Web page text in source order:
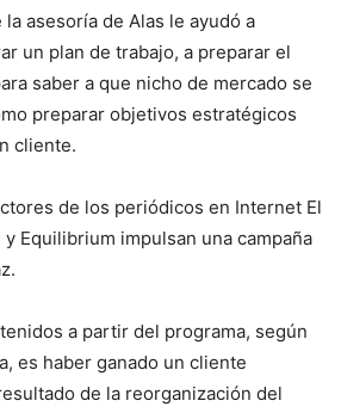
asesoría de Alas le ayudó a
un plan de trabajo, a preparar el
saber a que nicho de mercado se
preparar objetivos estratégicos
cliente.
de los periódicos en Internet El
Equilibrium impulsan una campaña
a partir del programa, según
es haber ganado un cliente
de la reorganización del